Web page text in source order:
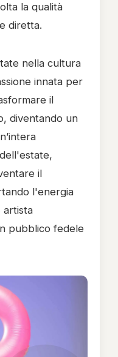
la qualità
diretta.
nella cultura
innata per
il
diventando un
il
l'energia
artista
pubblico fedele